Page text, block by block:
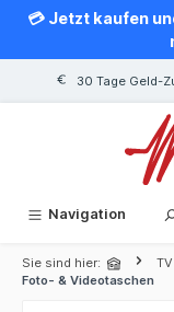
springen
💳 Jetzt kaufen
30 Tage Geld-
Navigation
Sie sind hier:
Foto- & Videotaschen